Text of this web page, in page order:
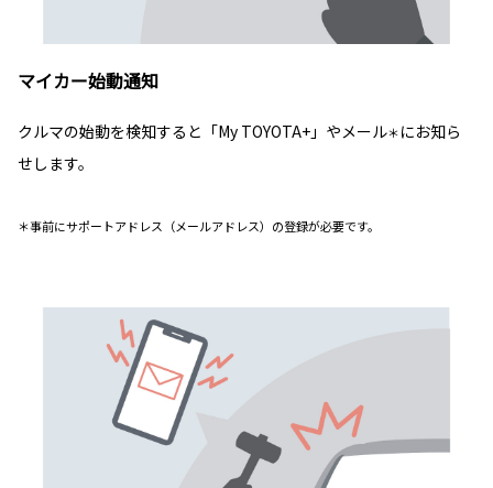
マイカー始動通知
クルマの始動を検知すると「My TOYOTA+」やメール＊にお知ら
せします。
＊事前にサポートアドレス（メールアドレス）の登録が必要です。